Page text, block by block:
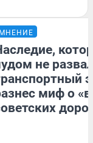
МНЕНИЕ
не
миф о